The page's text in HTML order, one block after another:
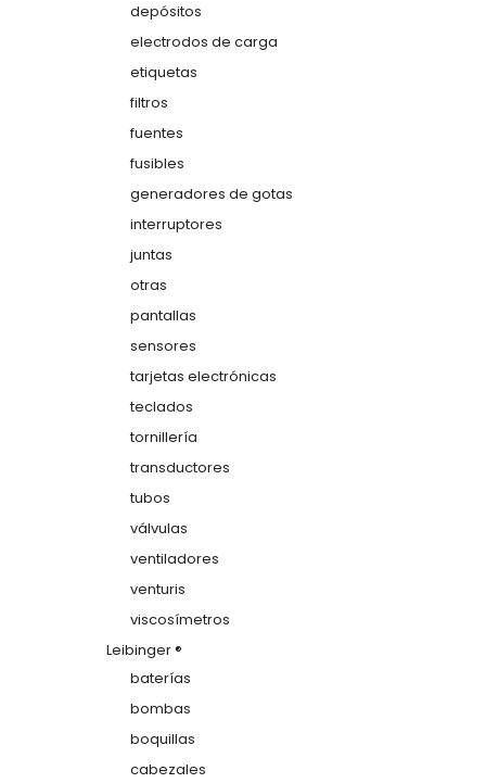
depósitos
electrodos de carga
etiquetas
filtros
fuentes
fusibles
generadores de gotas
interruptores
juntas
otras
pantallas
sensores
tarjetas electrónicas
teclados
tornillería
transductores
tubos
válvulas
ventiladores
venturis
viscosímetros
Leibinger ®
baterías
bombas
boquillas
cabezales